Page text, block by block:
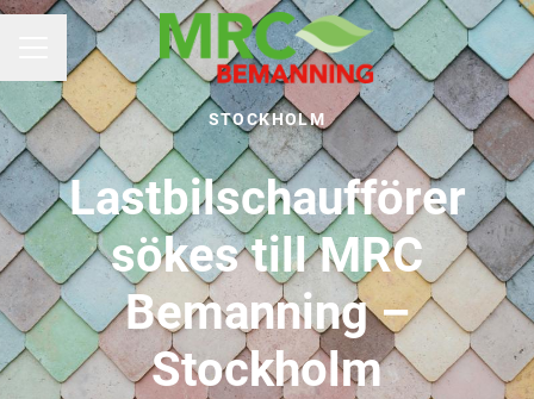
KARRIÄRMENY
STOCKHOLM
Lastbilschaufförer
sökes till MRC
Bemanning –
Stockholm